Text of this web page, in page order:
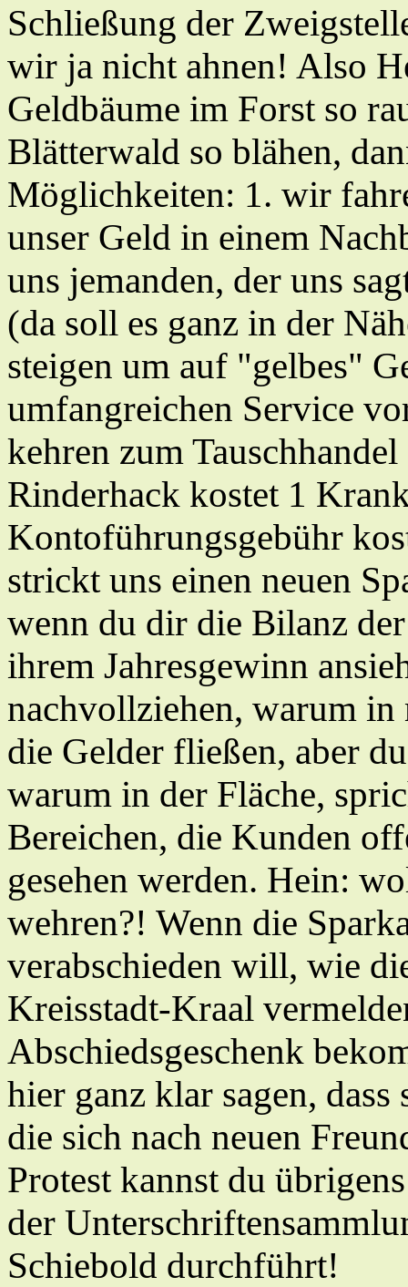
Schließung der
wir ja nicht ahnen! Also
Geldbäume im Forst so
Blätterwald so blähen,
Möglichkeiten: 1. wir
unser Geld in einem
uns jemanden, der uns
(da soll es ganz in der
steigen um auf "gelbes"
umfangreichen Service
kehren zum
Rinderhack kostet 1
Kontoführungsgebühr
strickt uns einen neuen
wenn du dir die Bilanz
ihrem Jahresgewinn
nachvollziehen, warum in
die Gelder fließen, aber
warum in der Fläche,
Bereichen, die Kunden
gesehen werden. Hein:
wehren?! Wenn die
verabschieden will, wie
Kreisstadt-Kraal
Abschiedsgeschenk
hier ganz klar sagen,
die sich nach neuen
Protest kannst du
der
Schiebold durchführt!